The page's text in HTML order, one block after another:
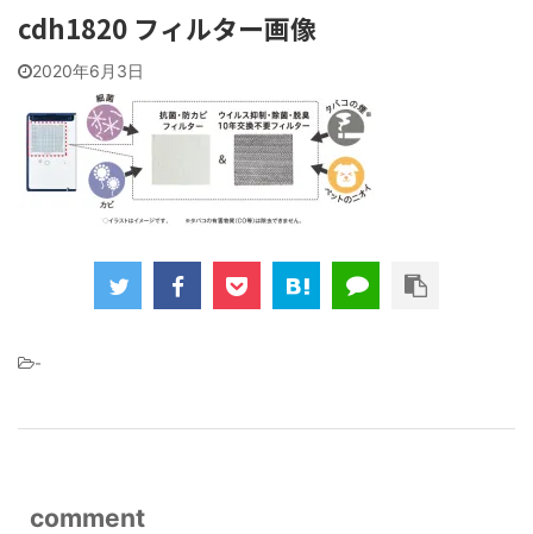
cdh1820 フィルター画像
2020年6月3日
-
comment